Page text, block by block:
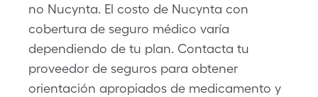
no Nucynta. El costo de Nucynta con
cobertura de seguro médico varía
dependiendo de tu plan. Contacta tu
proveedor de seguros para obtener
orientación apropiados de medicamento y